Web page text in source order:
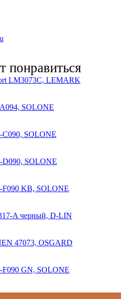
понравиться
LM3073C, LEMARK
SOLONE
C090, SOLONE
D090, SOLONE
F090 KB, SOLONE
A черный, D-LIN
47073, OSGARD
F090 GN, SOLONE